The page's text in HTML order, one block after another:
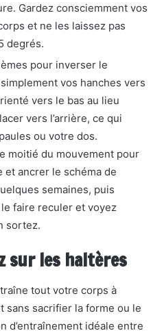
Gardez consciemment vos
et ne les laissez pas
degrés.
pour inverser le
vos hanches vers
vers le bas au lieu
vers l’arrière, ce qui
ou votre dos.
moitié du mouvement pour
ancrer le schéma de
semaines, puis
faire reculer et voyez
sortez.
sur les haltères
tout votre corps à
sans sacrifier la forme ou le
d’entraînement idéale entre